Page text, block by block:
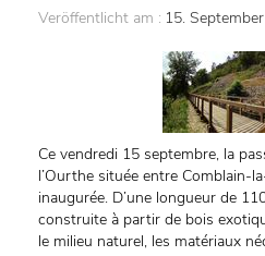
Veröffentlicht am : 15.
Ce vendredi 15 septembre, la
l’Ourthe située entre Comblain-
inaugurée. D’une longueur de
construite à partir de bois
le milieu naturel, les matériaux